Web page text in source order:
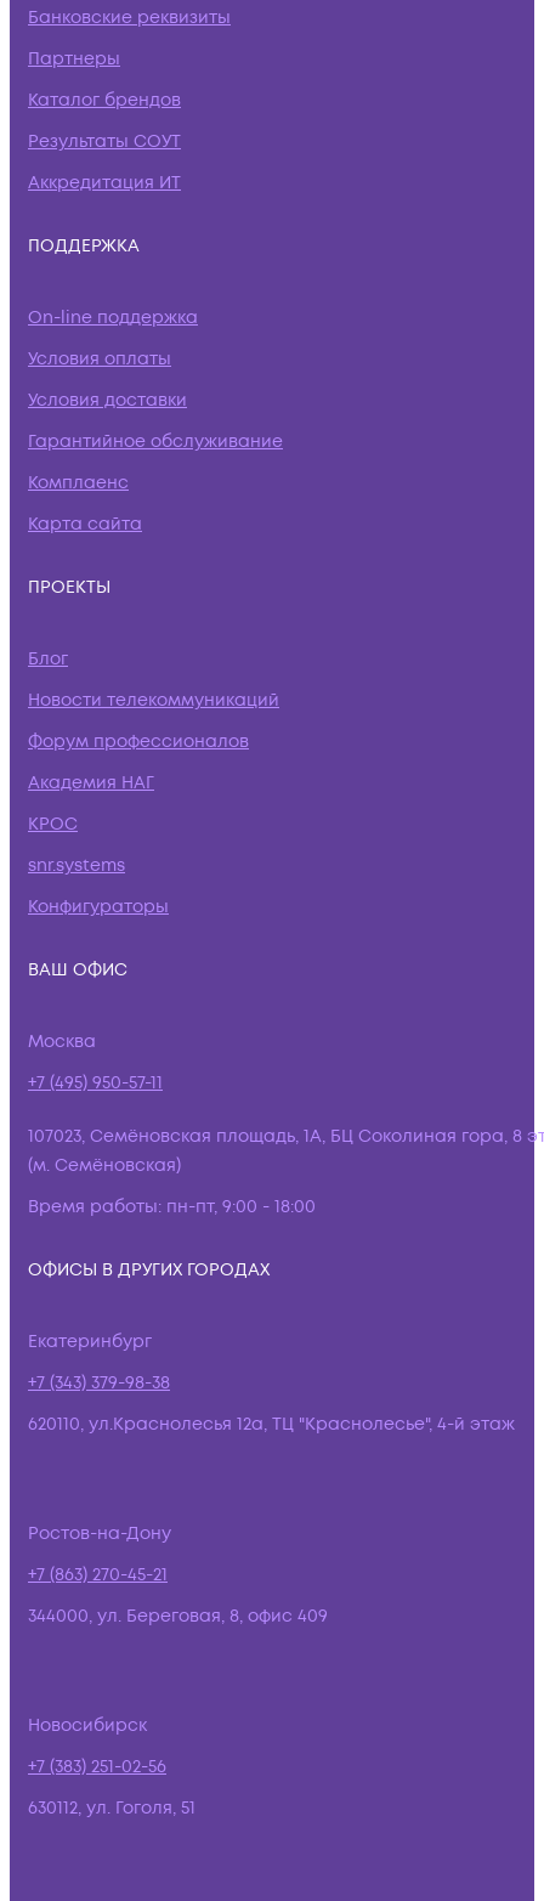
Банковские реквизиты
Партнеры
Каталог брендов
Результаты СОУТ
Аккредитация ИТ
ПОДДЕРЖКА
On-line поддержка
Условия оплаты
Условия доставки
Гарантийное обслуживание
Комплаенс
Карта сайта
ПРОЕКТЫ
Блог
Новости телекоммуникаций
Форум профессионалов
Академия НАГ
КРОС
snr.systems
Конфигураторы
ВАШ ОФИС
Москва
+7 (495) 950-57-11
107023, Семёновская площадь, 1А, БЦ Соколиная гора, 8
(м. Семёновская)
Время работы: пн-пт, 9:00 - 18:00
ОФИСЫ В ДРУГИХ ГОРОДАХ
Екатеринбург
+7 (343) 379-98-38
620110, ул.Краснолесья 12а, ТЦ "Краснолесье", 4-й этаж
Ростов-на-Дону
+7 (863) 270-45-21
344000, ул. Береговая, 8, офис 409
Новосибирск
+7 (383) 251-02-56
630112, ул. Гоголя, 51